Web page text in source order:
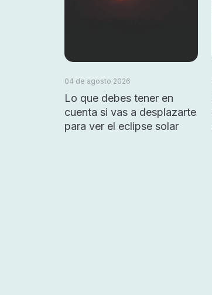
04 de agosto 2026
Lo que debes tener en
cuenta si vas a desplazarte
para ver el eclipse solar